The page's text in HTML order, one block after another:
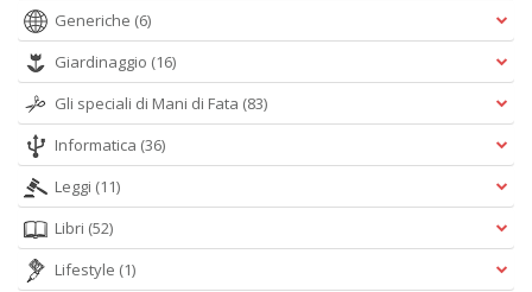
Generiche (6)
Giardinaggio (16)
Gli speciali di Mani di Fata (83)
Informatica (36)
Leggi (11)
Libri (52)
Lifestyle (1)